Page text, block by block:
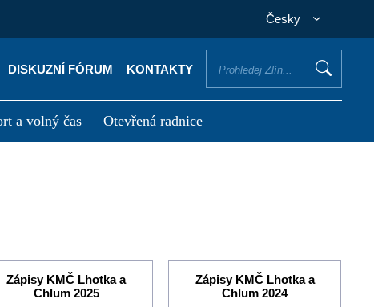
Česky
DISKUZNÍ FÓRUM KONTAKTY
a volný čas Otevřená radnice
Zápisy KMČ Lhotka a
Chlum 2025
Zápisy KMČ Lhotka a
Chlum 2024